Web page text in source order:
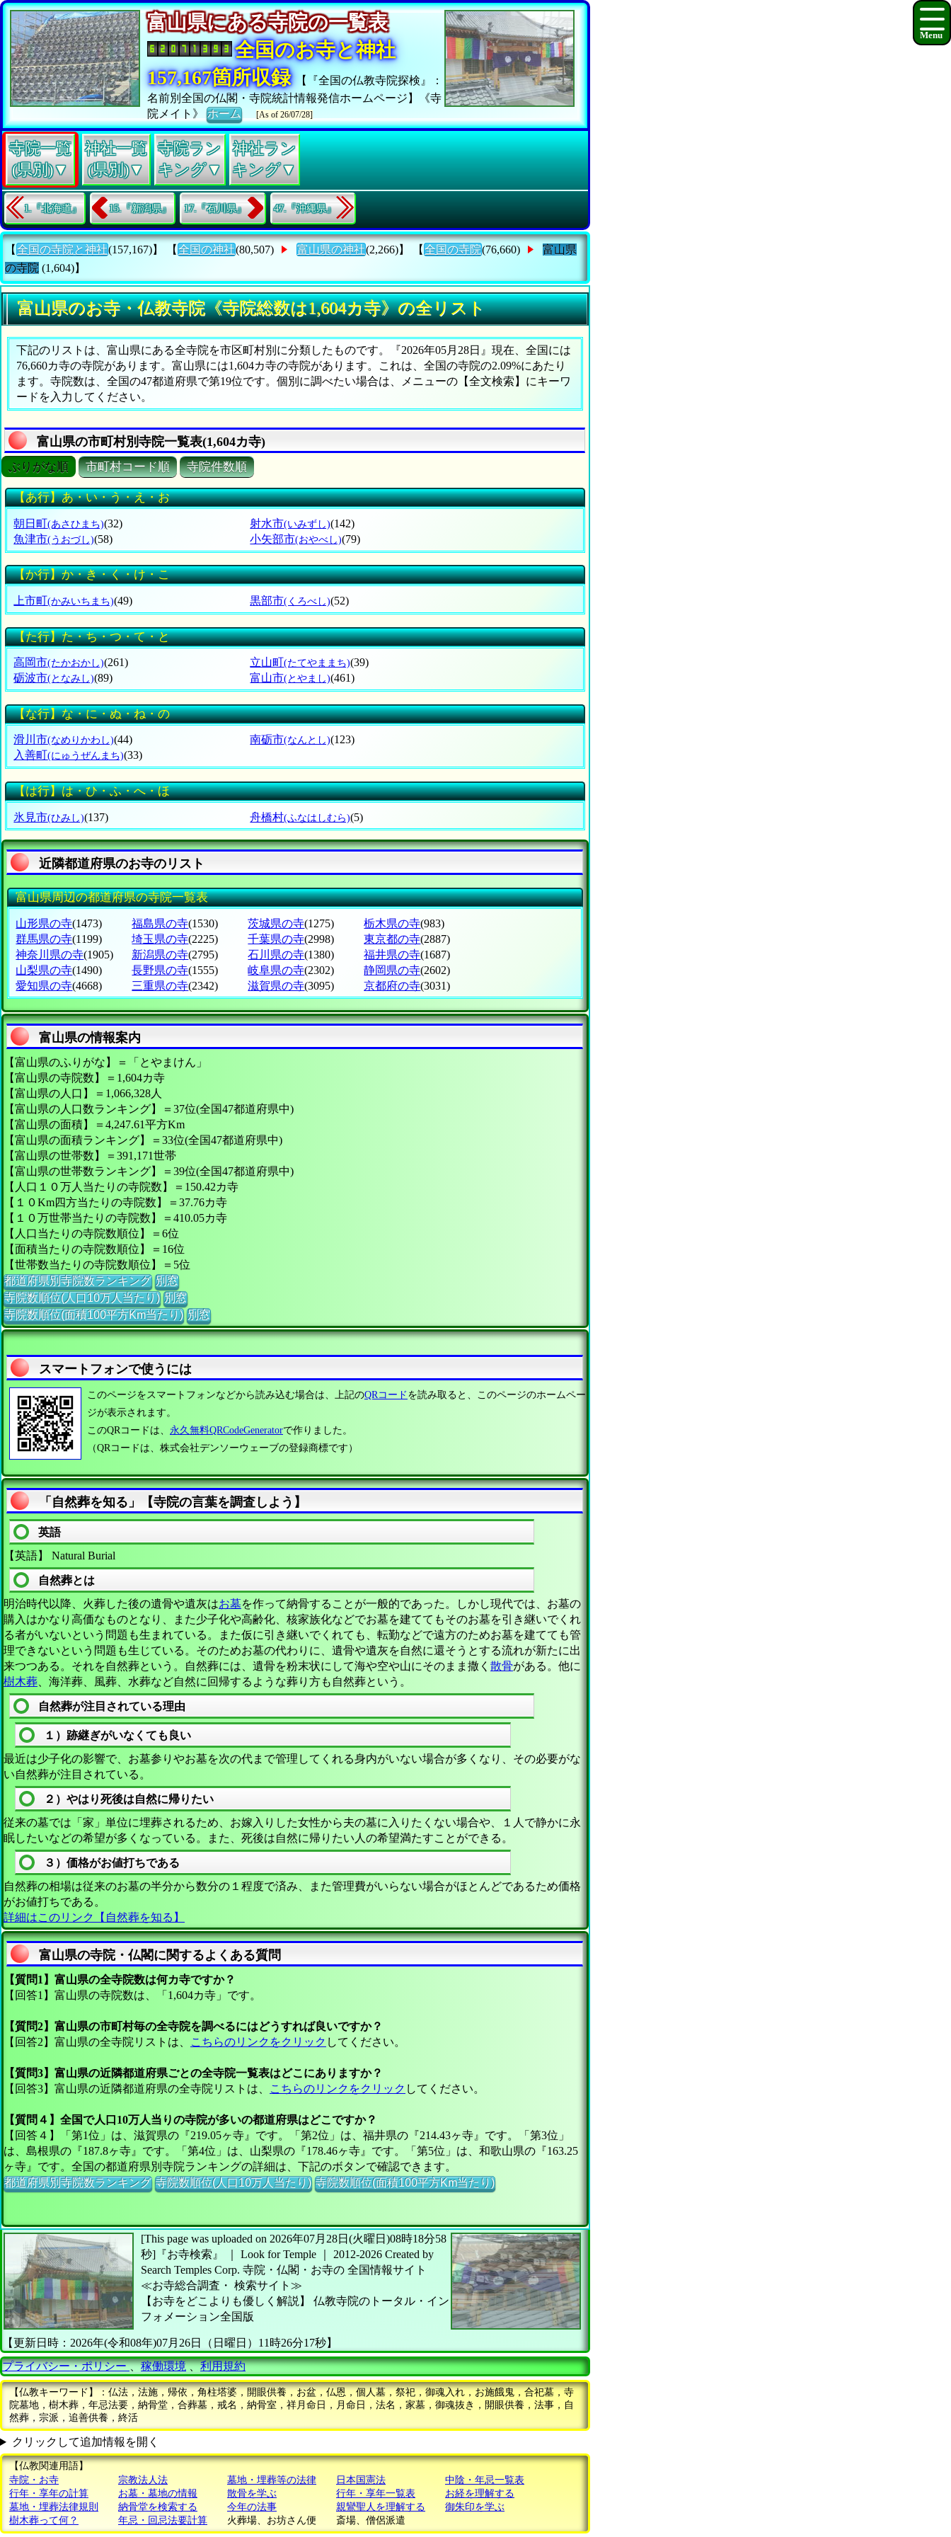
富山県にある寺院の一覧表
全国のお寺と神社
157,167箇所収録
【『全国の仏教寺院探検』：
名前別全国の仏閣・寺院統計情報発信ホームページ】《寺
院メイト》ホーム [As of 26/07/28]
寺院一覧
(県別)▼
神社一覧
(県別)▼
寺院ラン
キング▼
神社ラン
キング▼
1.『北海道』 15.『新潟県』 17.『石川県』 47.『沖縄県』
【 全国の寺院と神社(157,167)】 【 全国の神社(80,507) 富山県の神社(2,266)】 【 全国の寺院(76,660)
富山県
の寺院 (1,604)】
富山県のお寺・仏教寺院《寺院総数は1,604カ寺》の全リスト
下記のリストは、富山県にある全寺院を市区町村別に分類したものです。『2026年05月28日』現在、全国には
76,660カ寺の寺院があります。富山県には1,604カ寺の寺院があります。これは、全国の寺院の2.09%にあたり
ます。寺院数は、全国の47都道府県で第19位です。個別に調べたい場合は、メニューの【全文検索】にキーワ
ードを入力してください。
富山県の市町村別寺院一覧表(1,604カ寺)
ぶりがな順 市町村コード順 寺院件数順
【あ行】あ・い・う・え・お
朝日町(あさひまち)(32) 射水市(いみずし)(142)
魚津市(うおづし)(58) 小矢部市(おやべし)(79)
【か行】か・き・く・け・こ
上市町(かみいちまち)(49) 黒部市(くろべし)(52)
【た行】た・ち・つ・て・と
高岡市(たかおかし)(261) 立山町(たてやままち)(39)
砺波市(となみし)(89) 富山市(とやまし)(461)
【な行】な・に・ぬ・ね・の
滑川市(なめりかわし)(44) 南砺市(なんとし)(123)
入善町(にゅうぜんまち)(33)
【は行】は・ひ・ふ・へ・ほ
氷見市(ひみし)(137) 舟橋村(ふなはしむら)(5)
近隣都道府県のお寺のリスト
富山県周辺の都道府県の寺院一覧表
山形県の寺(1473) 福島県の寺(1530) 茨城県の寺(1275) 栃木県の寺(983)
群馬県の寺(1199) 埼玉県の寺(2225) 千葉県の寺(2998) 東京都の寺(2887)
神奈川県の寺(1905) 新潟県の寺(2795) 石川県の寺(1380) 福井県の寺(1687)
山梨県の寺(1490) 長野県の寺(1555) 岐阜県の寺(2302) 静岡県の寺(2602)
愛知県の寺(4668) 三重県の寺(2342) 滋賀県の寺(3095) 京都府の寺(3031)
富山県の情報案内
【富山県のふりがな】＝「とやまけん」
【富山県の寺院数】＝1,604カ寺
【富山県の人口】＝1,066,328人
【富山県の人口数ランキング】＝37位(全国47都道府県中)
【富山県の面積】＝4,247.61平方Km
【富山県の面積ランキング】＝33位(全国47都道府県中)
【富山県の世帯数】＝391,171世帯
【富山県の世帯数ランキング】＝39位(全国47都道府県中)
【人口１０万人当たりの寺院数】＝150.42カ寺
【１０Km四方当たりの寺院数】＝37.76カ寺
【１０万世帯当たりの寺院数】＝410.05カ寺
【人口当たりの寺院数順位】＝6位
【面積当たりの寺院数順位】＝16位
【世帯数当たりの寺院数順位】＝5位
都道府県別寺院数ランキング 別窓
寺院数順位(人口10万人当たり) 別窓
寺院数順位(面積100平方Km当たり) 別窓
スマートフォンで使うには
このページをスマートフォンなどから読み込む場合は、上記のQRコード を読み取ると、このページのホームペー
ジが表示されます。
このQRコードは、 永久無料QRCodeGeneratorで作りました。
（QRコードは、株式会社デンソーウェーブの登録商標です）
「自然葬を知る」【寺院の言葉を調査しよう】
英語
【英語】 Natural Burial
自然葬とは
明治時代以降、火葬した後の遺骨や遺灰はお墓を作って納骨することが一般的であった。しかし現代では、お墓の
購入はかなり高価なものとなり、また少子化や高齢化、核家族化などでお墓を建ててもそのお墓を引き継いでくれ
る者がいないという問題も生まれている。また仮に引き継いでくれても、転勤などで遠方のためお墓を建てても管
理できないという問題も生じている。そのためお墓の代わりに、遺骨や遺灰を自然に還そうとする流れが新たに出
来つつある。それを自然葬という。自然葬には、遺骨を粉末状にして海や空や山にそのまま撒く 散骨がある。他に
樹木葬 、海洋葬、風葬、水葬など自然に回帰するような葬り方も自然葬という。
自然葬が注目されている理由
１）跡継ぎがいなくても良い
最近は少子化の影響で、お墓参りやお墓を次の代まで管理してくれる身内がいない場合が多くなり、その必要がな
い自然葬が注目されている。
２）やはり死後は自然に帰りたい
従来の墓では「家」単位に埋葬されるため、お嫁入りした女性から夫の墓に入りたくない場合や、１人で静かに永
眠したいなどの希望が多くなっている。また、死後は自然に帰りたい人の希望満たすことができる。
３）価格がお値打ちである
自然葬の相場は従来のお墓の半分から数分の１程度で済み、また管理費がいらない場合がほとんどであるため価格
がお値打ちである。
詳細はこのリンク【自然葬を知る】
富山県の寺院・仏閣に関するよくある質問
【質問1】富山県の全寺院数は何カ寺ですか？
【回答1】富山県の寺院数は、「1,604カ寺」です。
【質問2】富山県の市町村毎の全寺院を調べるにはどうすれば良いですか？
【回答2】富山県の全寺院リストは、
こちらのリンクをクリック してください。
【質問3】富山県の近隣都道府県ごとの全寺院一覧表はどこにありますか？
【回答3】富山県の近隣都道府県の全寺院リストは、
こちらのリンクをクリック してください。
【質問４】全国で人口10万人当りの寺院が多いの都道府県はどこですか？
【回答４】「第1位」は、滋賀県の『219.05ヶ寺』です。「第2位」は、福井県の『214.43ヶ寺』です。「第3位」
は、島根県の『187.8ヶ寺』です。「第4位」は、山梨県の『178.46ヶ寺』です。「第5位」は、和歌山県の『163.25
ヶ寺』です。全国の都道府県別寺院ランキングの詳細は、下記のボタンで確認できます。
都道府県別寺院数ランキング 寺院数順位(人口10万人当たり) 寺院数順位(面積100平方Km当たり)
[This page was uploaded on 2026年07月28日(火曜日)08時18分58
秒] 『お寺検索』 ｜ Look for Temple 2012-2026 Created by
Search Temples Corp. 寺院・仏閣・お寺の 全国情報サイト
≪お寺総合調査・ 検索サイト≫
【お寺をどこよりも優しく解説】
仏教寺院のトータル・イン
フォメーション全国版
【更新日時：2026年(令和08年)07月26日（日曜日）11時26分17秒】
プライバシー・ポリシー、稼働環境、利用規約
【仏教キーワード】：仏法，法施，帰依，角柱塔婆，開眼供養，お盆，仏恩，個人墓，祭祀，御魂入れ，お施餓鬼，合祀墓，寺
院墓地，樹木葬，年忌法要，納骨堂，合葬墓，戒名，納骨室，祥月命日，月命日，法名，家墓，御魂抜き，開眼供養，法事，自
然葬，宗派，追善供養，終活
クリックして追加情報を開く
【仏教関連用語】
寺院・お寺
宗教法人法 墓地・埋葬等の法律 日本国憲法
中陰・年忌一覧表
行年・享年の計算
お墓・墓地の情報 散骨を学ぶ 行年・享年一覧表
お経を理解する
墓地・埋葬法律規則
納骨堂を検索する 今年の法事 親鸞聖人を理解する
御朱印を学ぶ
樹木葬って何？
年忌・回忌法要計算 火葬場、お坊さん便 斎場、僧侶派遣